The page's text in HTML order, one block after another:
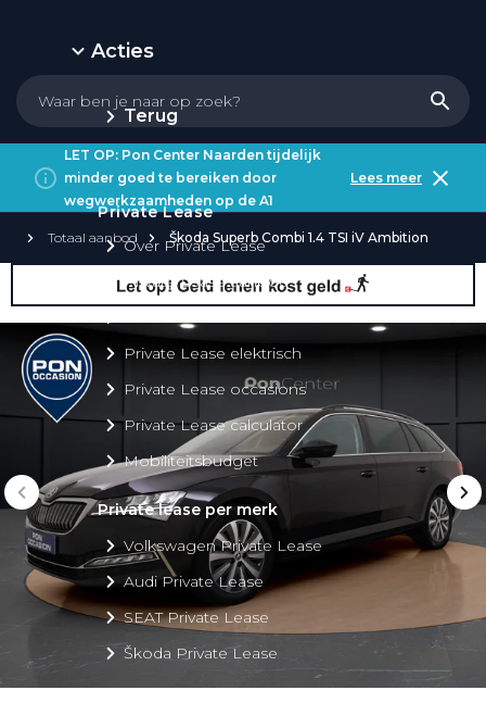
Acties
Terug
Private Lease
Over Private Lease
Private Lease aanbod
Private Lease elektrisch
Private Lease occasions
Private Lease calculator
Mobiliteitsbudget
Private lease per merk
Volkswagen Private Lease
Audi Private Lease
SEAT Private Lease
Škoda Private Lease
LET OP: Pon Center Naarden tijdelijk
minder goed te bereiken door
wegwerkzaamheden op de A1
Lees meer
Totaal aanbod Škoda Superb Combi 1.4 TSI iV Ambition